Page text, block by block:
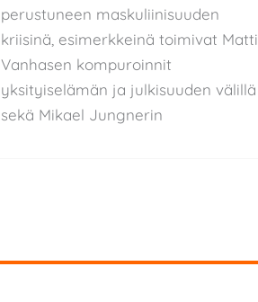
perustuneen maskuliinisuuden
kriisinä, esimerkkeinä toimivat Matti
Vanhasen kompuroinnit
yksityiselämän ja julkisuuden välillä
sekä Mikael Jungnerin